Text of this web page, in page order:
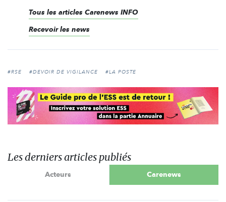
Tous les articles Carenews INFO
Recevoir les news
#RSE #DEVOIR DE VIGILANCE #LA POSTE
Les derniers articles publiés
Acteurs Carenews